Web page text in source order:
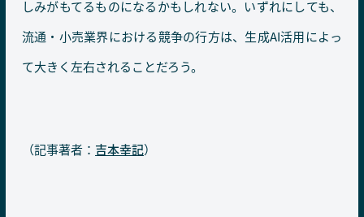
しみがもてるものになるかもしれない。いずれにしても、
流通・小売業界における競争の行方は、生成AI活用によっ
て大きく左右されることだろう。
（記事著者： 吉本幸記）